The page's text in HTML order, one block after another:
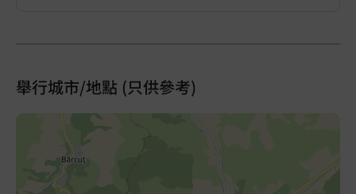
舉行城市/地點 (只供參考)